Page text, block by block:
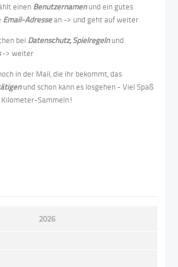
einen Benutzernamenund ein gutes
Email-Adressean -> und geht auf weiter
bei Datenschutz, Spielregelnund
-> weiter
in der Mail, die ihr bekommt, das
und schon kann es losgehen - Viel Spaß
Sammeln!
2026